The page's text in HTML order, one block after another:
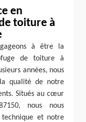
en
toiture à
à être la
de toiture à
années, nous
qualité de notre
Situés au cœur
nous nous
et notre